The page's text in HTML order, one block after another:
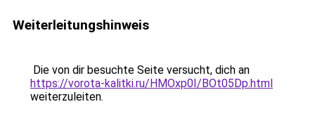
Weiterleitungshinweis
Die von dir besuchte Seite versucht, dich an
https://vorota-kalitki.ru/HMOxp0I/BOt05Dp.html
weiterzuleiten.